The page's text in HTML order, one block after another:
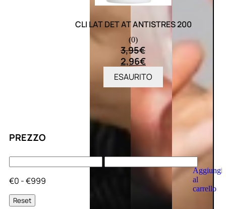
Aggiungi
al
carrello
PREZZO
€0 - €999
Reset
CLI LAT DET AT ANTISTRES 200
(0)
3,95€
2,96€
ESAURITO